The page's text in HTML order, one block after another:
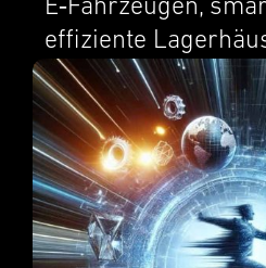
E‑Fahrzeugen,
effiziente